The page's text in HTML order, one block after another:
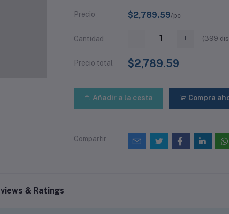
Precio $2,789.59/pc
Cantidad (399
Precio total $2,789.59
Añadir a la cesta Compra
Compartir
& Ratings